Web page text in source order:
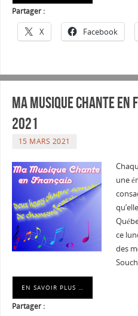
Partager :
X Facebook
Ma musique chante en
2021
15 MARS 2021
une
ce
des
EN SAVOIR PLUS …
Partager :